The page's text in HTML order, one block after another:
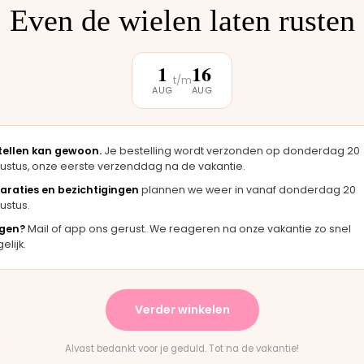
onderdeel werd er direct opgezet. Klaar
terwijl je wacht."
Bas · Joolz duwstang
"Fijne
merkt dat ze
Chantal · Joolz
"Persoonlijk contact, snelle reactie
en eerlijk advies. Aanrader."
Rick · Bugaboo onderdeel
Even de wielen laten rusten
1
AUG
t/m16
AUG
kan gewoon. Je bestelling wordt verzonden op donderdag 20
onze eerste verzenddag na de vakantie.
en bezichtigingen plannen we weer in vanaf donderdag 20
Mail of app ons gerust. We reageren na onze vakantie zo snel
Verder winkelen
Alvast bedankt voor je geduld. Tot na de vakantie!